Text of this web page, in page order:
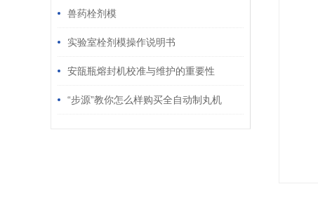
兽药栓剂模
实验室栓剂模操作说明书
安瓿瓶熔封机校准与维护的重要性
“步源”教你怎么样购买全自动制丸机